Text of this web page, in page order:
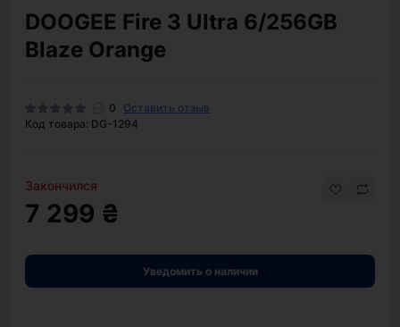
DOOGEE Fire 3 Ultra 6/256GB
Blaze Orange
0
Оставить отзыв
Код товара: DG-1294
Закончился
7 299 ₴
Уведомить о наличии